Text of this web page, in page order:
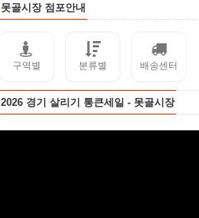
못골시장 점포안내
구역별 분류별 배송센터
2026 경기 살리기 통큰세일 - 못골시장